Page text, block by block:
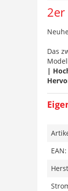
2er
Das
|
EAN: